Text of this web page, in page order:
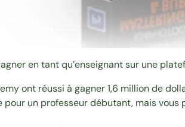
en tant qu’enseignant sur une
ont réussi à gagner1,6 million de
un professeur débutant, mais